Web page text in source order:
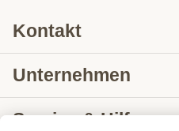
Kontakt
Unternehmen
Service & Hilfe